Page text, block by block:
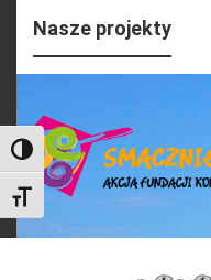
Toggle High Contrast
Toggle Font size
Nasze projekty